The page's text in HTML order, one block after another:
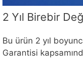
2 Yıl Birebir
Bu ürün 2 yıl
Garantisi